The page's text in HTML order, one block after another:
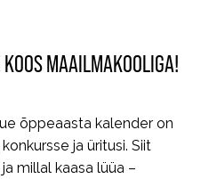
MAAILMAKOOLIGA!
õppeaasta kalender on
ja üritusi. Siit
millal kaasa lüüa –